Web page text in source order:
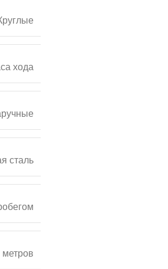
хода
сталь
метров